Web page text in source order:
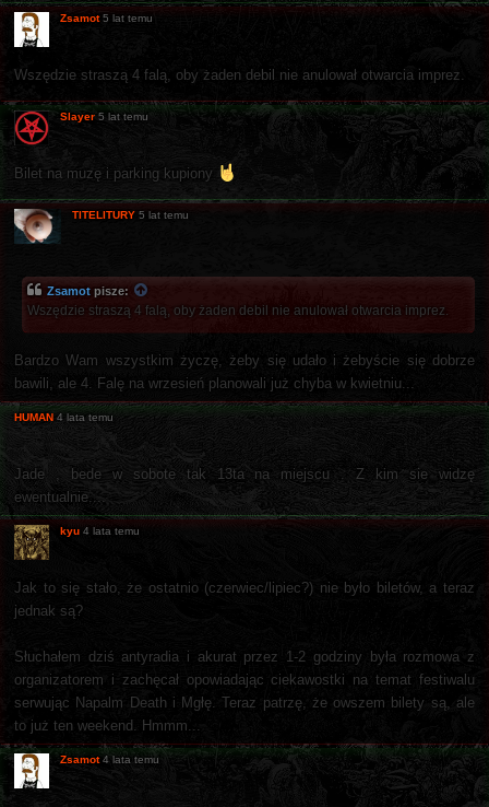
Zsamot 5 lat temu
Wszędzie straszą 4 falą, oby żaden debil nie anulował otwarcia imprez.
Slayer 5 lat temu
Bilet na muzę i parking kupiony
TITELITURY 5 lat temu
Zsamot pisze:
Wszędzie straszą 4 falą, oby żaden debil nie anulował otwarcia imprez.
Bardzo Wam wszystkim życzę, żeby się udało i żebyście się dobrze
bawili, ale 4. Falę na wrzesień planowali już chyba w kwietniu...
HUMAN 4 lata temu
Jade , bede w sobote tak 13ta na miejscu . Z kim sie widzę
ewentualnie....
kyu 4 lata temu
Jak to się stało, że ostatnio (czerwiec/lipiec?) nie było biletów, a teraz
jednak są?
Słuchałem dziś antyradia i akurat przez 1-2 godziny była rozmowa z
organizatorem i zachęcał opowiadając ciekawostki na temat festiwalu
serwując Napalm Death i Mgłę. Teraz patrzę, że owszem bilety są, ale
to już ten weekend. Hmmm...
Zsamot 4 lata temu